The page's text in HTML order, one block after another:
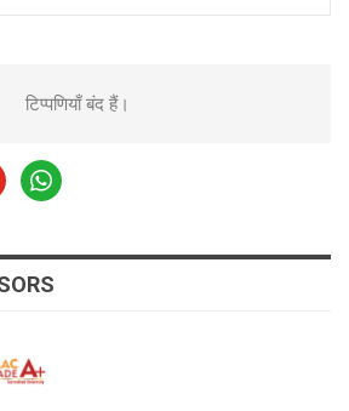
टिप्पणियाँ बंद हैं।
whatsapp